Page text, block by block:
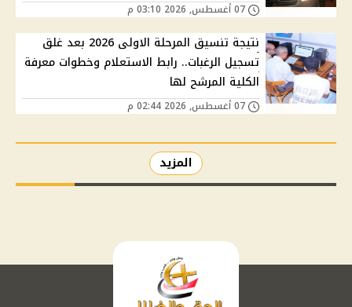
نتيجة تنسيق المرحلة الاولى 2026 بعد غلق
تسجيل الرغبات.. رابط الاستعلام وخطوات معرفة
الكلية المرشح لها
المزيد